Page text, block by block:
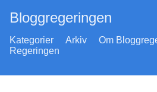
Bloggregeringen
Kategorier Arkiv
Om
Regeringen